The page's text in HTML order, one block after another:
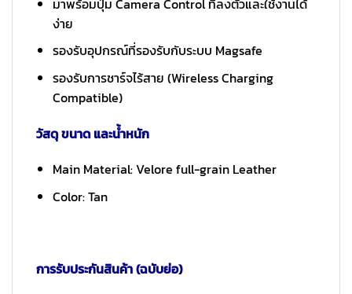
ง่าย
รองรับอุปกรณ์ที่รองรับกับระบบ Magsafe
รองรับการชาร์จไร้สาย (Wireless Charging
Compatible)
วัสดุ ขนาด และน้ำหนัก
Main Material: Velore full-grain Leather
Color: Tan
การรับประกันสินค้า (ฉบับย่อ)